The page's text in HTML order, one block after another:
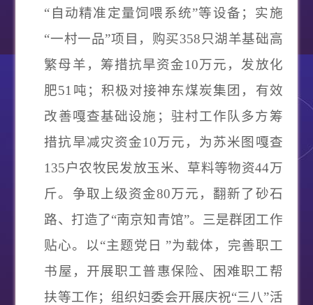
“自动精准定量饲喂系统”等设备；实施
“一村一品”项目，购买358只湖羊基础高
繁母羊，筹措抗旱资金10万元，发放化
肥51吨；积极对接神东煤炭集团，有效
改善嘎查基础设施；驻村工作队多方筹
措抗旱减灾资金10万元，为苏米图嘎查
135户农牧民发放玉米、草料等物资44万
斤。争取上级资金80万元，翻新了砂石
路、打造了“南京知青馆”。 三是群团工作
贴心。 以“主题党日 ”为载体，完善职工
书屋，开展职工普惠保险、困难职工帮
扶等工作；组织妇委会开展庆祝“三八”活